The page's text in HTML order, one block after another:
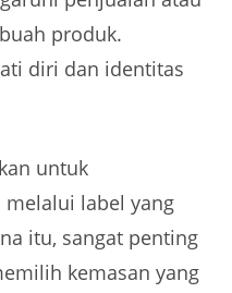
produk.
diri dan identitas
untuk
label yang
itu, sangat penting
kemasan yang